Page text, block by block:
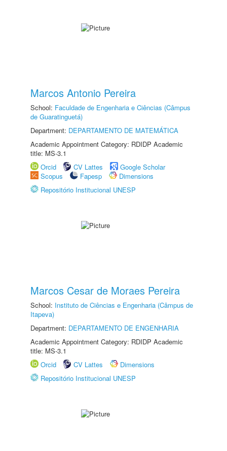
Marcos Antonio Pereira
School: Faculdade de Engenharia e Ciências (Câmpus
de Guaratinguetá)
Department: DEPARTAMENTO DE MATEMÁTICA
Academic Appointment Category: RDIDP Academic
title: MS-3.1
Orcid
CV Lattes
Google Scholar
Scopus
Fapesp
Dimensions
Repositório Institucional UNESP
Marcos Cesar de Moraes Pereira
School: Instituto de Ciências e Engenharia (Câmpus de
Itapeva)
Department: DEPARTAMENTO DE ENGENHARIA
Academic Appointment Category: RDIDP Academic
title: MS-3.1
Orcid
CV Lattes
Dimensions
Repositório Institucional UNESP